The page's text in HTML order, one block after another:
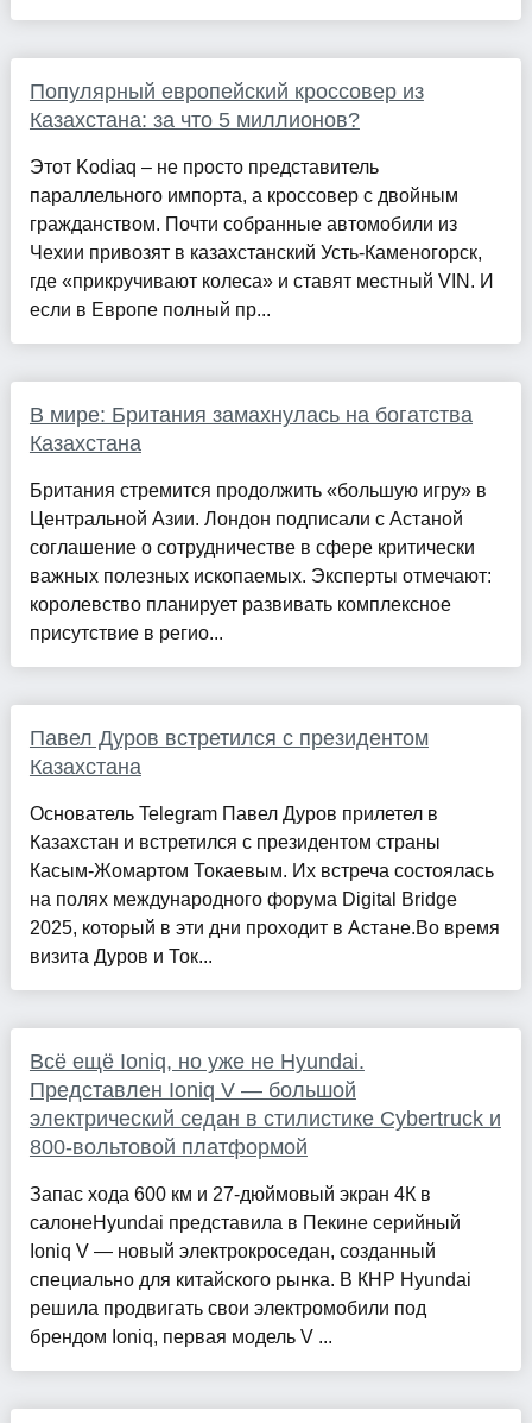
Популярный европейский кроссовер из
Казахстана: за что 5 миллионов?
Этот Kodiaq – не просто представитель
параллельного импорта, а кроссовер с двойным
гражданством. Почти собранные автомобили из
Чехии привозят в казахстанский Усть-Каменогорск,
где «прикручивают колеса» и ставят местный VIN. И
если в Европе полный пр...
В мире: Британия замахнулась на богатства
Казахстана
Британия стремится продолжить «большую игру» в
Центральной Азии. Лондон подписали с Астаной
соглашение о сотрудничестве в сфере критически
важных полезных ископаемых. Эксперты отмечают:
королевство планирует развивать комплексное
присутствие в регио...
Павел Дуров встретился с президентом
Казахстана
Основатель Telegram Павел Дуров прилетел в
Казахстан и встретился с президентом страны
Касым-Жомартом Токаевым. Их встреча состоялась
на полях международного форума Digital Bridge
2025, который в эти дни проходит в Астане.Во время
визита Дуров и Ток...
Всё ещё Ioniq, но уже не Hyundai.
Представлен Ioniq V — большой
электрический седан в стилистике Cybertruck и
800-вольтовой платформой
Запас хода 600 км и 27-дюймовый экран 4К в
салонеHyundai представила в Пекине серийный
Ioniq V — новый электрокроседан, созданный
специально для китайского рынка. В КНР Hyundai
решила продвигать свои электромобили под
брендом Ioniq, первая модель V ...